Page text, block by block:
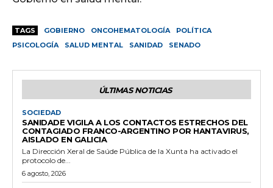
TAGS GOBIERNO ONCOHEMATOLOGÍA
POLÍTICA
PSICOLOGÍA
SALUD MENTAL SANIDAD SENADO
ÚLTIMAS NOTICIAS
SOCIEDAD
SANIDADE VIGILA A LOS CONTACTOS ESTRECHOS DEL
CONTAGIADO FRANCO-ARGENTINO POR HANTAVIRUS,
AISLADO EN GALICIA
La Dirección Xeral de Saúde Pública de la Xunta ha activado el
protocolo de...
6 agosto, 2026